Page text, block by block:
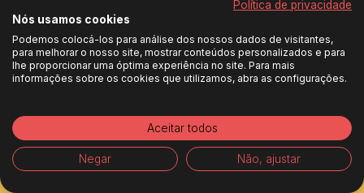
O coronavírus funcionou como um abanão para as empresas
que fazem exclusivamente transações comerciais
Durante os sucessivos confinamentos, quem não estava no
digital perdeu oportunidades de negócio e vendas.
Um estudo da McKinsey mostra quevendedores e
compradores estão cada vez mais adeptos do modelo de E-
commerce.
VAMOS
CONVERSAR
NORMA
EUROPEIA
ESTIMATIVA
Política de privacidade
Nós usamos cookies
Podemos colocá-los para análise dos nossos dados de visitantes,
para melhorar o nosso site, mostrar conteúdos personalizados e para
lhe proporcionar uma óptima experiência no site. Para mais
informações sobre os cookies que utilizamos, abra as configurações.
Aceitar todos
Negar Não, ajustar